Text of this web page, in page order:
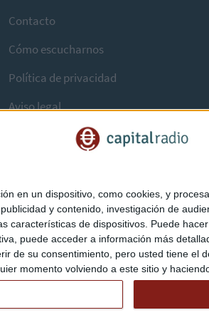
en un dispositivo, como cookies, y
y contenido, investigación de
características de dispositivos. Puede
puede acceder a información más
de su consentimiento, pero usted tiene
momento volviendo a este sitio y
Contacto
Cómo escucharnos
Política de privacidad
Aviso legal